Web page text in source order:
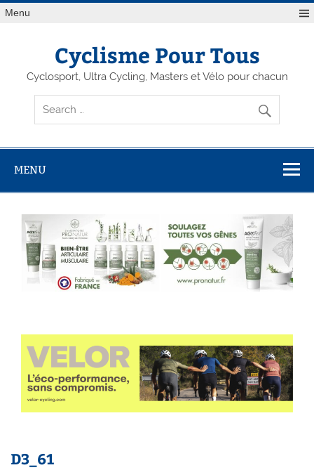
Menu
Cyclisme Pour Tous
Cyclosport, Ultra Cycling, Masters et Vélo pour chacun
MENU
D3_61